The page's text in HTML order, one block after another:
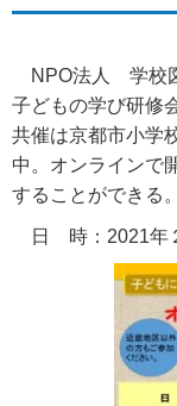
NPO法人 学校
子どもの学び研修
共催は京都市小学
中。オンラインで
することができる
日 時：2021年